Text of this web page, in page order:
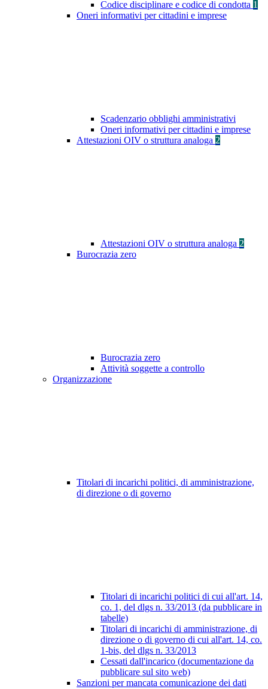
Codice disciplinare e codice di condotta 1
Oneri informativi per cittadini e imprese
Scadenzario obblighi amministrativi
Oneri informativi per cittadini e imprese
Attestazioni OIV o struttura analoga 2
Attestazioni OIV o struttura analoga 2
Burocrazia zero
Burocrazia zero
Attività soggette a controllo
Organizzazione
Titolari di incarichi politici, di amministrazione,
di direzione o di governo
Titolari di incarichi politici di cui all'art. 14,
co. 1, del dlgs n. 33/2013 (da pubblicare in
tabelle)
Titolari di incarichi di amministrazione, di
direzione o di governo di cui all'art. 14, co.
1-bis, del dlgs n. 33/2013
Cessati dall'incarico (documentazione da
pubblicare sul sito web)
Sanzioni per mancata comunicazione dei dati